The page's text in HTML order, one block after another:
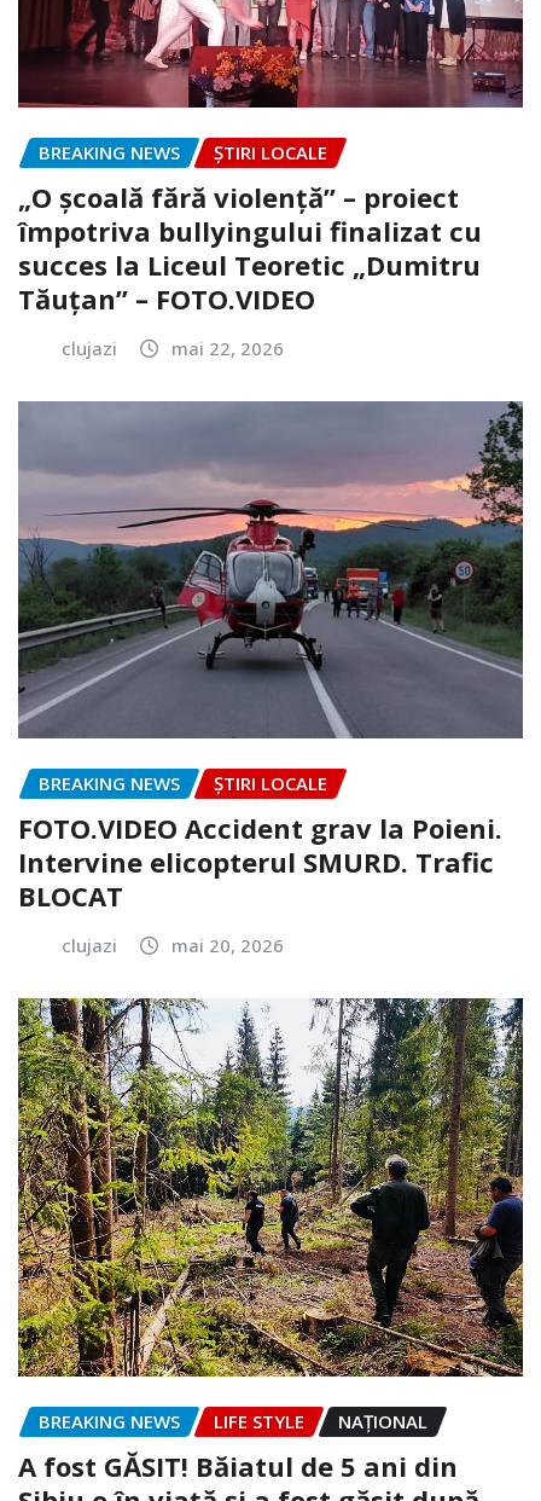
BREAKING NEWS ȘTIRI LOCALE
„O școală fără violență” – proiect
împotriva bullyingului finalizat cu
succes la Liceul Teoretic „Dumitru
Tăuțan” – FOTO.VIDEO
clujazi mai 22, 2026
BREAKING NEWS ȘTIRI LOCALE
FOTO.VIDEO Accident grav la Poieni.
Intervine elicopterul SMURD. Trafic
BLOCAT
clujazi mai 20, 2026
BREAKING NEWS LIFE STYLE NAŢIONAL
A fost GĂSIT! Băiatul de 5 ani din